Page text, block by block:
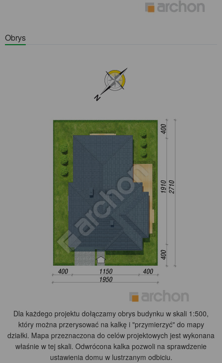
Obrys
Dla każdego projektu dołączamy obrys budynku w skali 1:500,
który można przerysować na kalkę i "przymierzyć" do mapy
działki. Mapa przeznaczona do celów projektowych jest wykonana
właśnie w tej skali. Odwrócona kalka pozwoli na sprawdzenie
ustawienia domu w lustrzanym odbiciu.